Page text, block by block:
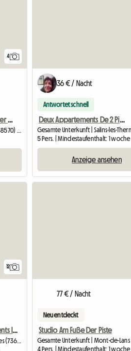
4
Schlafzimmer Badezimmer Wc Plus Gemeinsamer Teil
36 € / Nacht
Antwortet schnell
Deux Appartements De 2 Pièces dans chalet à 5 mn de BRIDES l
5 Pers. | Mindestaufenthalt: 1 woche
Anzeige ansehen
12
Zwei 2-Zimmer-Apartments In Einem Chalet 5 Minuten Von BRIDES L
Gesamte Unterkunft | Salins-les-Thermes (73600) | 30 M2
77 € / Nacht
Neu entdeckt
Studio Am Fuße Der Piste
Gesamte Unterkunft | Mont-de-Lans
4 Pers. | Mindestaufenthalt: 1 woche